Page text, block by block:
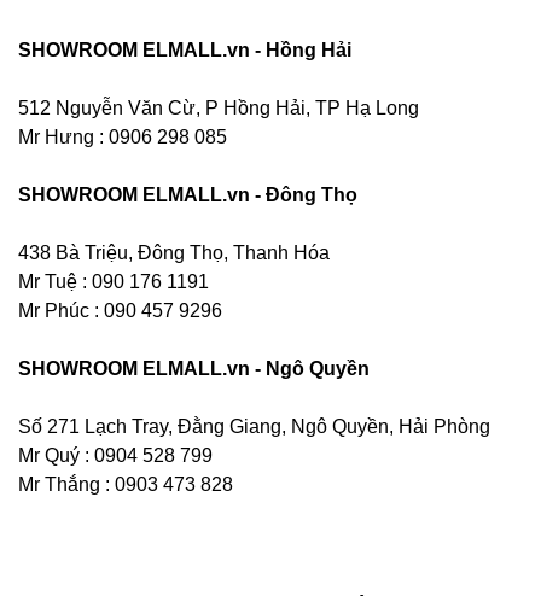
SHOWROOM ELMALL.vn - Hồng Hải
512 Nguyễn Văn Cừ, P Hồng Hải, TP Hạ Long
Mr Hưng : 0906 298 085
SHOWROOM ELMALL.vn - Đông Thọ
438 Bà Triệu, Đông Thọ, Thanh Hóa
Mr Tuệ : 090 176 1191
Mr Phúc : 090 457 9296
SHOWROOM ELMALL.vn - Ngô Quyền
Số 271 Lạch Tray, Đằng Giang, Ngô Quyền, Hải Phòng
Mr Quý : 0904 528 799
Mr Thắng : 0903 473 828